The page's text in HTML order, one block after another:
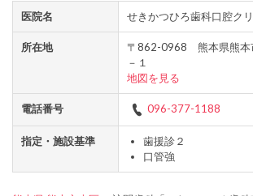
医院名 せきかつひろ歯科口腔ク
所在地
〒862-0968 熊本県熊本
－１
地図を見る
電話番号 096-377-1188
指定・施設基準
歯援診２
口管強